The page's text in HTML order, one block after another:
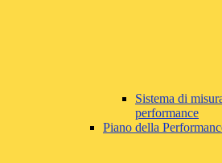
Sistema di
performance
Piano della